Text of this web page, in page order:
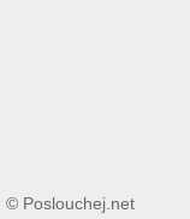
© Poslouchej.net